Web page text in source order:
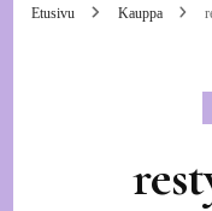
Etusivu Kauppa